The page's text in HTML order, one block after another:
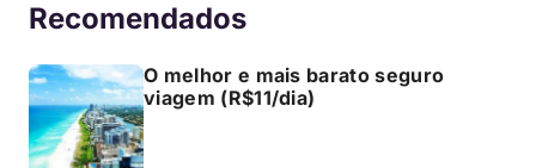
Recomendados
O melhor e mais barato seguro
viagem (R$11/dia)